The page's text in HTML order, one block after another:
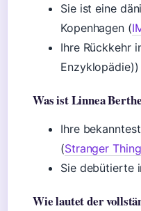
Sie ist eine
Kopenhagen (
Ihre Rückkehr
Enzyklopädie))
Was ist Linnea
Ihre
(Stranger
Sie debütierte
Wie lautet der